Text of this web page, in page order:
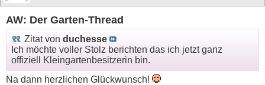
AW: Der Garten-Thread
Zitat von duchesse
Ich möchte voller Stolz berichten das ich jetzt ganz
offiziell Kleingartenbesitzerin bin.
Na dann herzlichen Glückwunsch!